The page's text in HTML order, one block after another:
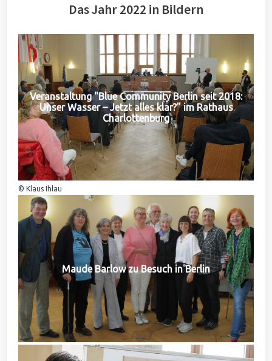
Das Jahr 2022 in Bildern
Veranstaltung "Blue Community Berlin seit 2018:
Unser Wasser – Jetzt alles klar?" im Rathaus
Charlottenburg
© Klaus Ihlau
Maude Barlow zu Besuch in Berlin